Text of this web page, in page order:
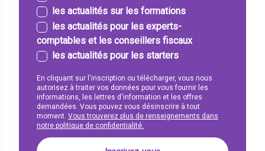
les actualités sur les formations
les actualités pour les experts-
comptables et les conseillers fiscaux
les actualités pour les starters
En cliquant sur l'inscription ou télécharger, vous nous
autorisez à traiter vos données pour vous fournir les
informations, les lettres d'information et les offres
demandées. Vous pouvez vous désinscrire à tout
moment. Vous trouverez plus de renseignements dans
notre politique de confidentialité.